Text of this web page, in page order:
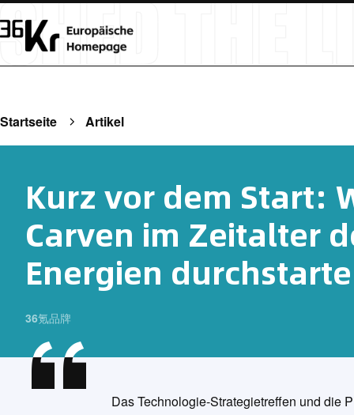
Startseite Artikel
Kurz vor dem Start:
Carven im Zeitalter
Energien
36氪品牌
Das Technologie-Strategietreffen und die